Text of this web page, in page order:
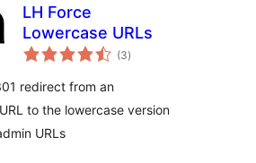
LH Force
Lowercase URLs
(3總
評)
redirect from an
to the lowercase version
URLs